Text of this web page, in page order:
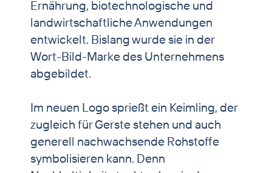
Ernährung, biotechnologische und
landwirtschaftliche Anwendungen
entwickelt. Bislang wurde sie in der
Wort-Bild-Marke des Unternehmens
abgebildet.
Im neuen Logo sprießt ein Keimling, der
zugleich für Gerste stehen und auch
generell nachwachsende Rohstoffe
symbolisieren kann. Denn